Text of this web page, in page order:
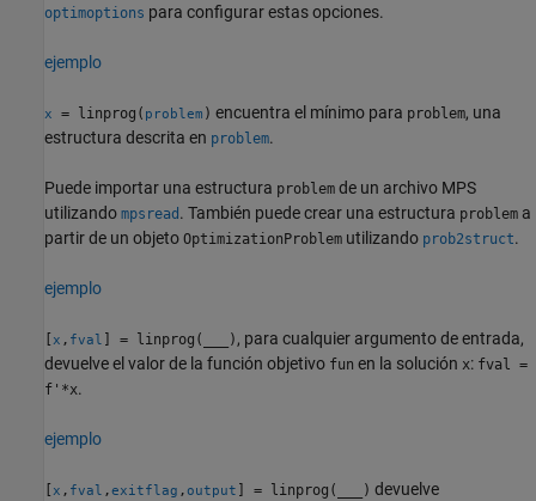
optimoptions para configurar estas opciones.
ejemplo
x = linprog( problem ) encuentra el mínimo para problem, una
estructura descrita en problem.
Puede importar una estructura problem de un archivo MPS
utilizando mpsread . También puede crear una estructura problem a
partir de un objeto OptimizationProblem utilizando prob2struct.
ejemplo
[x , fval ] = linprog( ) , para cualquier argumento de entrada,
devuelve el valor de la función objetivo fun en la solución x: fval =
f'*x.
ejemplo
[x , fval ,exitflag ,output ] = linprog( ) devuelve